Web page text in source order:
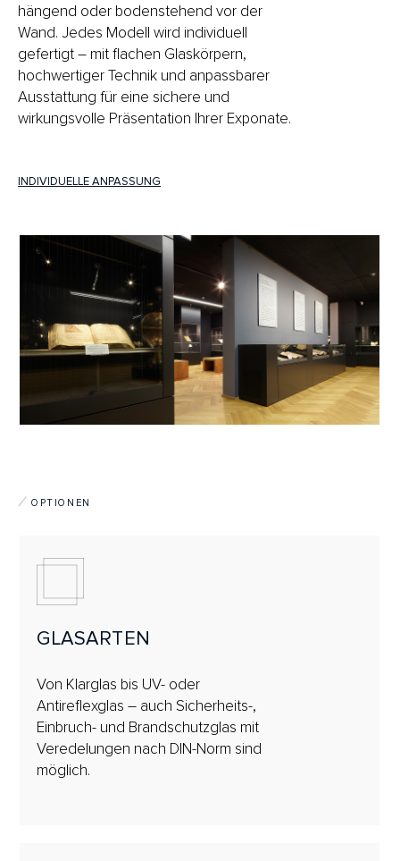
hängend oder bodenstehend vor der
Wand. Jedes Modell wird individuell
gefertigt – mit flachen Glaskörpern,
hochwertiger Technik und anpassbarer
Ausstattung für eine sichere und
wirkungsvolle Präsentation Ihrer Exponate.
INDIVIDUELLE ANPASSUNG
Von Klarglas bis UV- oder
Antireflexglas – auch Sicherheits-,
Einbruch- und Brandschutzglas mit
Veredelungen nach DIN-Norm sind
möglich.
OPTIONEN
GLASARTEN